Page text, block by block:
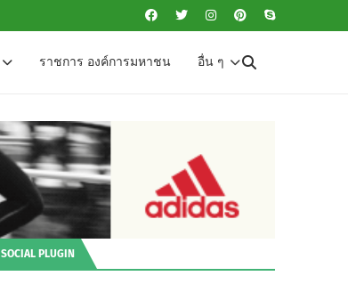
ราชการ องค์การมหาชน อื่น ๆ
SOCIAL PLUGIN